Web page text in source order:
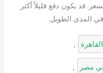
قد يكون دفع قليلاً أكثر
المدى الطويل.
,
مصر ,